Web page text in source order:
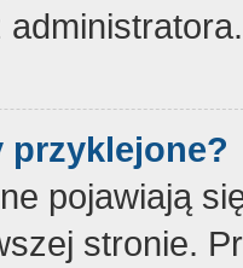
przyklejone?
pojawiają
stronie.